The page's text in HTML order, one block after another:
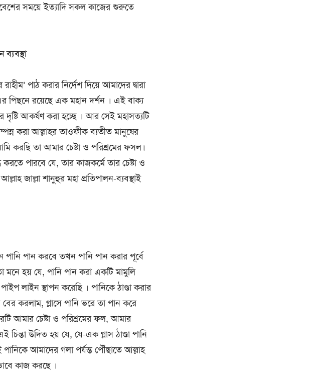
সময়ে ইত্যাদি সকল কাজের শুরুতে
পাঠ করার নির্দেশ দিয়ে আমাদের দ্বারা
পিছনে রয়েছে এক মহান দর্শন । এই বাক্য
আকর্ষণ করা হচ্ছে । আর সেই মহাসত্যটি
করা আল্লাহর তাওফীক ব্যতীত মানুষের
করছি তা আমার চেষ্টা ও পরিশ্রমের ফসল।
পারবে যে, তার কাজকর্মে তার চেষ্টা ও
জাল্লা শানুহুর মহা প্রতিপালন-ব্যবস্থাই
পান করবে তখন পানি পান করার পূর্বে
তো মনে হয় যে, পানি পান করা একটি মামুলি
লাইন স্থাপন করেছি । পানিকে ঠাণ্ডা করার
করলাম, গ্লাসে পানি ভরে তা পান করে
আমার চেষ্টা ও পরিশ্রমের ফল, আমার
উদিত হয় যে, যে-এক গ্লাস ঠাণ্ডা পানি
আমাদের গলা পর্যন্ত পৌঁছাতে আল্লাহ
কাজ করছে ।